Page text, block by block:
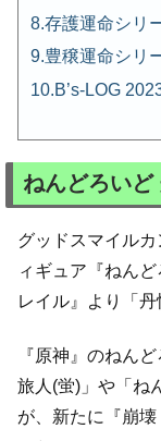
存護運命シリ
豊穣運命シリ
B’s-LOG
ねんどろいど
グッドスマイル
ィギュア『ねん
レイル』より「丹
『原神』のねん
旅人(蛍)」や「ね
が、新たに『崩